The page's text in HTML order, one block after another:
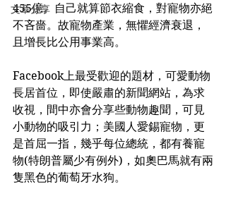
文章分享
455億。自己就算節衣縮食，對寵物亦絕
不吝嗇。故寵物產業，無懼經濟衰退，
且增長比公用事業高。
Facebook上最受歡迎的題材，可愛動物
長居首位，即使嚴肅的新聞網站，為求
收視，間中亦會分享些動物趣聞，可見
小動物的吸引力；美國人愛錫寵物，更
是首屈一指，幾乎每位總統，都有養寵
物(特朗普屬少有例外)，如奧巴馬就有兩
隻黑色的葡萄牙水狗。